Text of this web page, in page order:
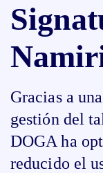
Gracias a
gestión del
DOGA ha
reducido el